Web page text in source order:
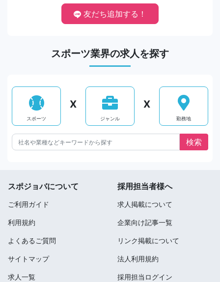
友だち追加する！
スポーツ業界の求人を探す
スポーツ
X
ジャンル
X
勤務地
スポジョバについて
ご利用ガイド
利用規約
よくあるご質問
サイトマップ
求人一覧
採用担当者様へ
求人掲載について
企業向け記事一覧
リンク掲載について
法人利用規約
採用担当ログイン